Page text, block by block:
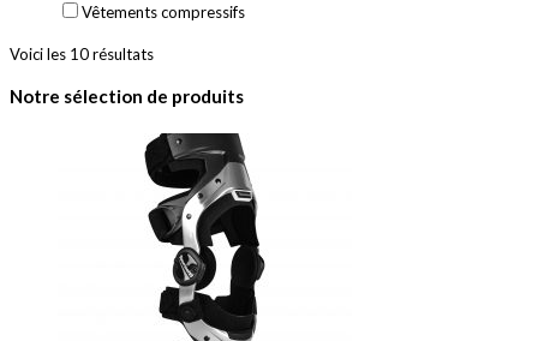
Vêtements compressifs
Voici les 10 résultats
Notre sélection de produits